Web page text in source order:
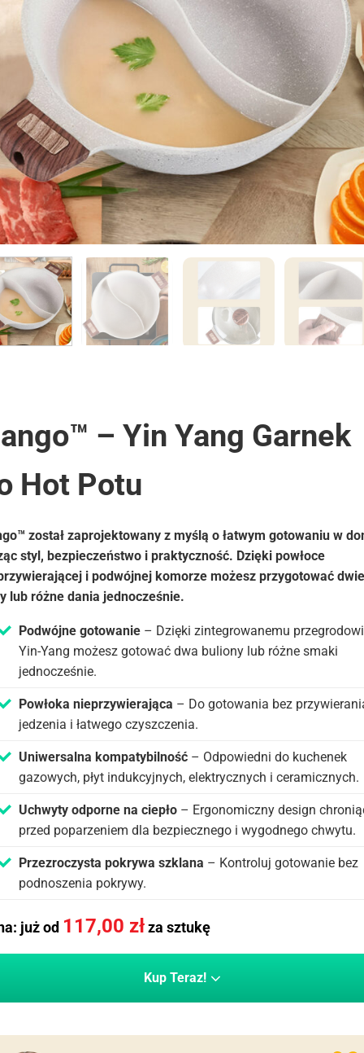
– Yin Yang Garnek
Hot Potu
został zaprojektowany z myślą o łatwym gotowaniu w
styl, bezpieczeństwo i praktyczność. Dzięki powłoce
i podwójnej komorze możesz przygotować dwie
lub różne dania jednocześnie.
Podwójne gotowanie – Dzięki zintegrowanemu przegrodowi
Yin-Yang możesz gotować dwa buliony lub różne smaki
jednocześnie.
Powłoka nieprzywierająca – Do gotowania bez
jedzenia i łatwego czyszczenia.
Uniwersalna kompatybilność – Odpowiedni do kuchenek
gazowych, płyt indukcyjnych, elektrycznych i ceramicznych.
Uchwyty odporne na ciepło – Ergonomiczny design
przed poparzeniem dla bezpiecznego i wygodnego chwytu.
Przezroczysta pokrywa szklana – Kontroluj gotowanie bez
podnoszenia pokrywy.
już od 117,00 złza sztukę
Kup Teraz!